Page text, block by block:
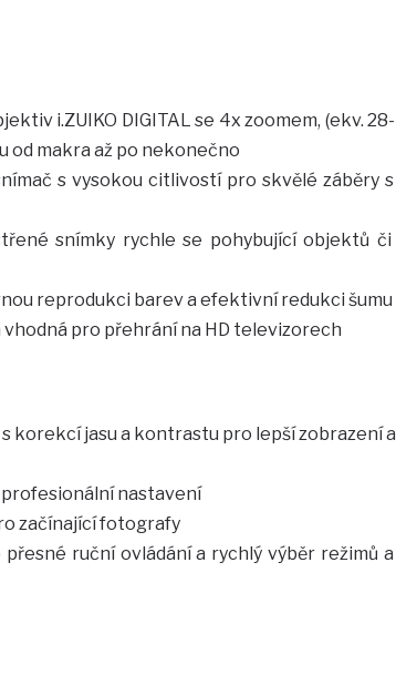
i.ZUIKO DIGITAL se 4x zoomem, (ekv. 28-
od makra až po nekonečno
s vysokou citlivostí pro skvělé záběry s
snímky rychle se pohybující objektů či
reprodukci barev a efektivní redukci šumu
pro přehrání na HD televizorech
s korekcí jasu a kontrastu pro lepší zobrazení a
nastavení
začínající fotografy
ruční ovládání a rychlý výběr režimů a